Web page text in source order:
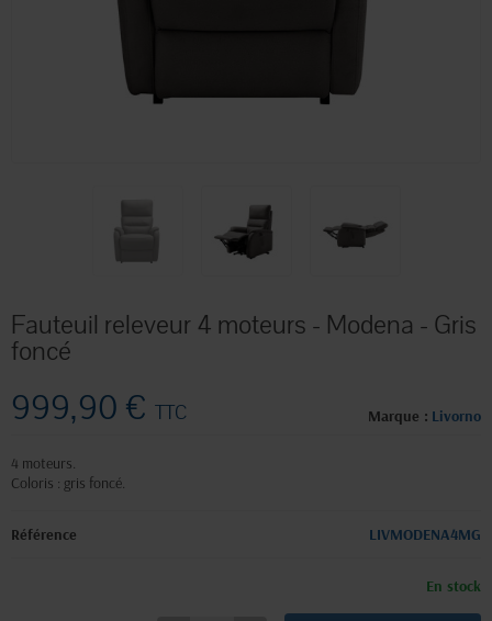
Fauteuil releveur 4 moteurs - Modena - Gris
foncé
Marque : Livorno
999,90 € TTC
4 moteurs.
Coloris : gris foncé.
Référence LIVMODENA4MG
En stock